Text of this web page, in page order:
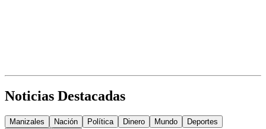
Noticias Destacadas
Manizales Nación Política Dinero Mundo
Deportes